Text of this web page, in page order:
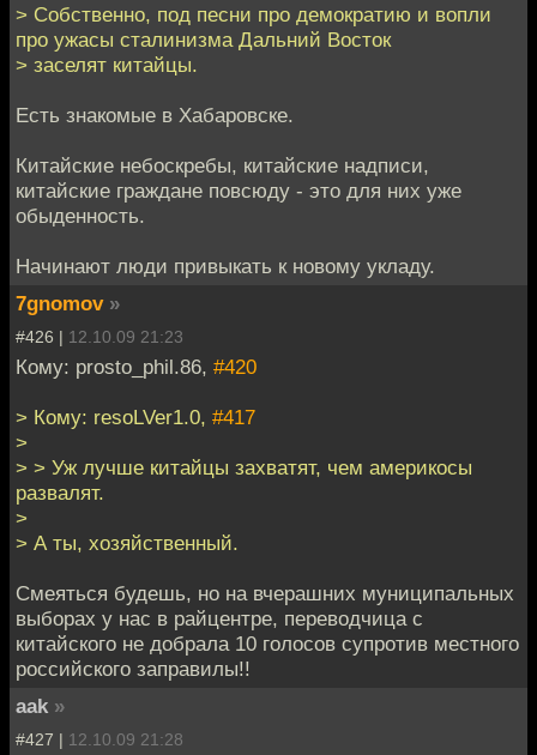
> Собственно, под песни про демократию и вопли
про ужасы сталинизма Дальний Восток
> заселят китайцы.
Есть знакомые в Хабаровске.
Китайские небоскребы, китайские надписи,
китайские граждане повсюду - это для них уже
обыденность.
Начинают люди привыкать к новому укладу.
7gnomov »
#426 | 12.10.09 21:23
Кому: prosto_phil.86, #420
> Кому: resoLVer1.0, #417
>
> > Уж лучше китайцы захватят, чем америкосы
развалят.
>
> А ты, хозяйственный.
Смеяться будешь, но на вчерашних муниципальных
выборах у нас в райцентре, переводчица с
китайского не добрала 10 голосов супротив местного
российского заправилы!!
aak »
#427 | 12.10.09 21:28